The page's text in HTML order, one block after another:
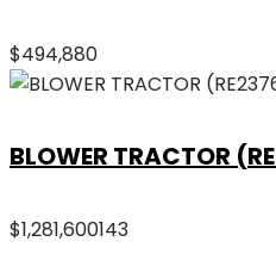
$494,880
BLOWER TRACTOR
$1,281,600143